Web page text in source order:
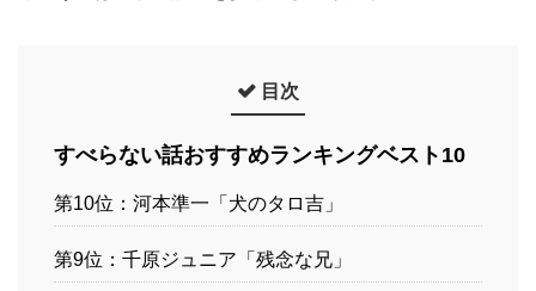
目次
すべらない話おすすめランキングベスト10
第10位：河本準一「犬のタロ吉」
第9位：千原ジュニア「残念な兄」